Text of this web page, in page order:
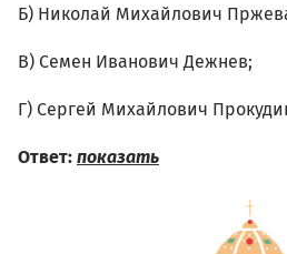
Б) Николай Михайлович
В) Семен Иванович Дежнев;
Г) Сергей Михайлович
Ответ: показать